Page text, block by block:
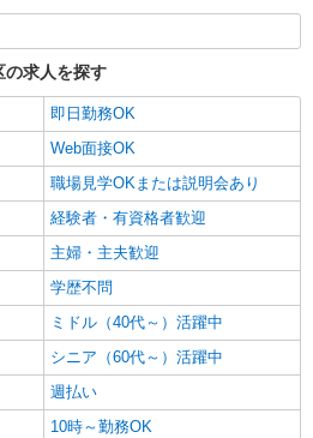
社 メディカルケア事業部/熊本オフィ
病院）
円〜
熊本市中央区
詳細を見る
の求人を探す
即日勤務OK
Web面接OK
職場見学OKまたは説明会あり
経験者・有資格者歓迎
主婦・主夫歓迎
学歴不問
ミドル（40代～）活躍中
シニア（60代～）活躍中
週払い
10時～勤務OK